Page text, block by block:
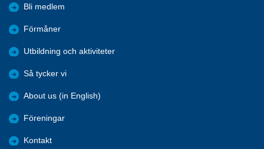
Bli medlem
Förmåner
Utbildning och aktiviteter
Så tycker vi
About us (in English)
Föreningar
Kontakt